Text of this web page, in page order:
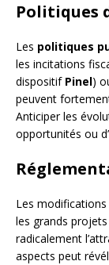
Politiques
Les politiques
les incitations
dispositif Pinel)
peuvent
Anticiper les
opportunités ou
Les modifications
les grands
radicalement
aspects peut